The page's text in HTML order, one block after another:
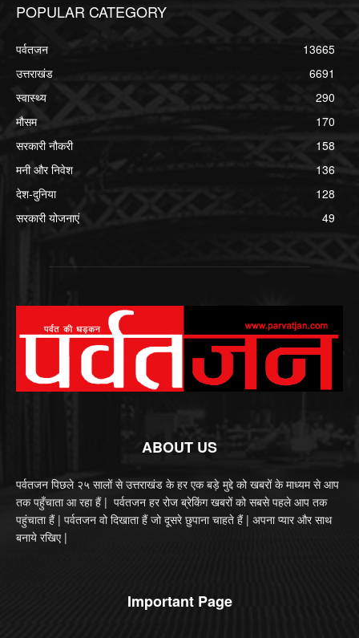
POPULAR CATEGORY
पर्वतजन
13665
उत्तराखंड
6691
स्वास्थ्य
290
मौसम
170
सरकारी नौकरी
158
मनी और निवेश
136
देश-दुनिया
128
सरकारी योजनाएं
49
ABOUT US
पर्वतजन पिछले २५ सालों से उत्तराखंड के हर एक बड़े मुद्दे को खबरों के माध्यम से आप
तक पहुँचाता आ रहा हैं | पर्वतजन हर रोज ब्रेकिंग खबरों को सबसे पहले आप तक
पहुंचाता हैं | पर्वतजन वो दिखाता हैं जो दूसरे छुपाना चाहते हैं | अपना प्यार और साथ
बनाये रखिए |
Important Page